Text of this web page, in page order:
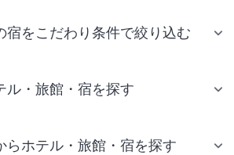
宿をこだわり条件で絞り込む
ル・旅館・宿を探す
らホテル・旅館・宿を探す